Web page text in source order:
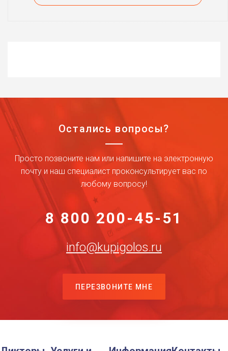
Остались вопросы?
Просто позвоните нам или напишите на электронную
почту и наш специалист проконсультирует вас по
любому вопросу!
8 800 200-45-51
info@kupigolos.ru
ПЕРЕЗВОНИТЕ МНЕ